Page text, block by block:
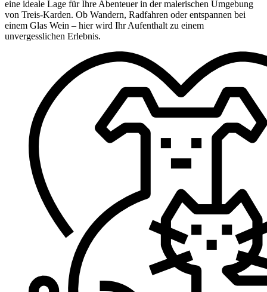
eine ideale Lage für Ihre Abenteuer in der malerischen Umgebung
von Treis-Karden. Ob Wandern, Radfahren oder entspannen bei
einem Glas Wein – hier wird Ihr Aufenthalt zu einem
unvergesslichen Erlebnis.